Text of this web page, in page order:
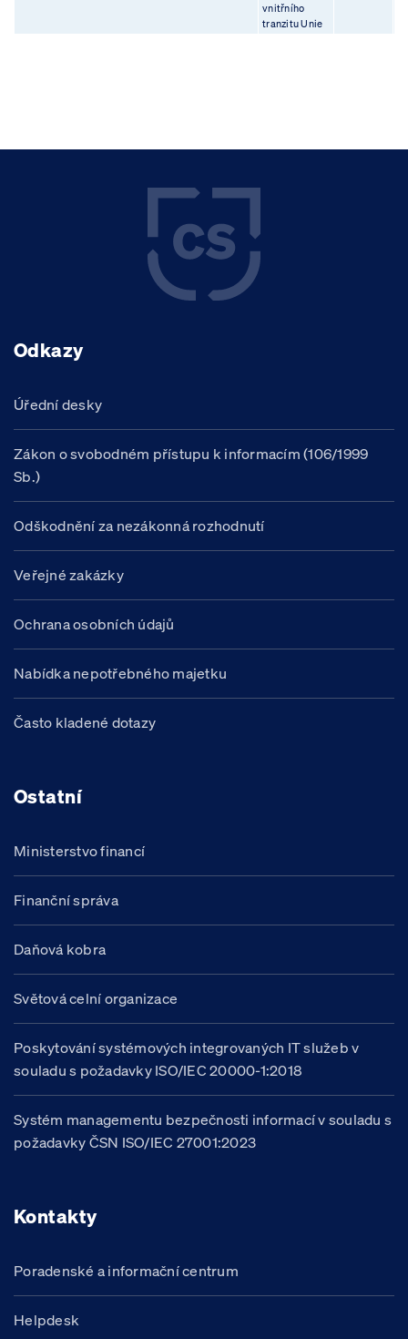
vnitřního
tranzitu Unie
Odkazy
Úřední desky
Zákon o svobodném přístupu k informacím (106/1999
Sb.)
Odškodnění za nezákonná rozhodnutí
Veřejné zakázky
Ochrana osobních údajů
Nabídka nepotřebného majetku
Často kladené dotazy
Ostatní
Ministerstvo financí
Finanční správa
Daňová kobra
Světová celní organizace
Poskytování systémových integrovaných IT služeb v
souladu s požadavky ISO/IEC 20000-1:2018
Systém managementu bezpečnosti informací v souladu s
požadavky ČSN ISO/IEC 27001:2023
Kontakty
Poradenské a informační centrum
Helpdesk